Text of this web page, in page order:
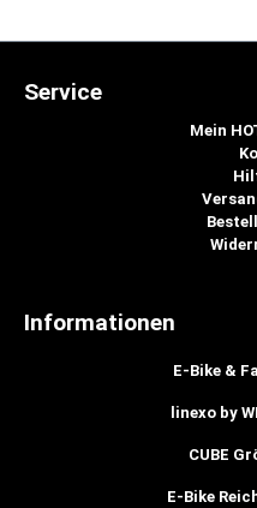
Service
Mein
Informationen
E-Bike &
linexo by
CUBE
E-Bike